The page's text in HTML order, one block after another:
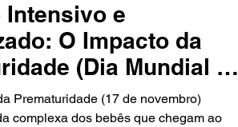
Intensivo e
O Impacto da
(Dia Mundial da
- 17/11)
Prematuridade (17 de novembro)
complexa dos bebês que chegam ao